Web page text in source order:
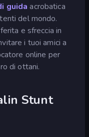
guida acrobatica
del mondo.
e sfreccia in
i tuoi amici a
online per
di ottani.
Stunt